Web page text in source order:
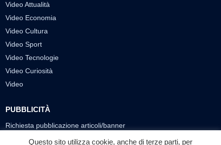
Video Attualità
Video Economia
Video Cultura
Video Sport
Video Tecnologie
Video Curiosità
Video
PUBBLICITÀ
Richiesta pubblicazione articoli/banner
Questo sito utilizza cookie, anche di terze parti, per